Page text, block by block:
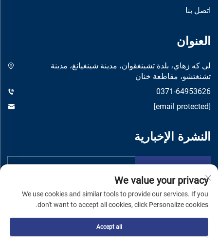
اتصل بنا
العنوان
لي كه زهاي، بلدة تشينغقوان، مدينة شينغيانغ، مدينة
تشنغتشو، مقاطعة خنان
0371-64953626
[email protected]
النشرة الإخبارية
حقوق النشر © شركة تشنغتشو يواندونغ لتصنيع الماكينات المحدودة -
We value your privacy
We use cookies and similar tools to provide our services. If you
don't want to accept all cookies, click Personalize cookies.
Accept all